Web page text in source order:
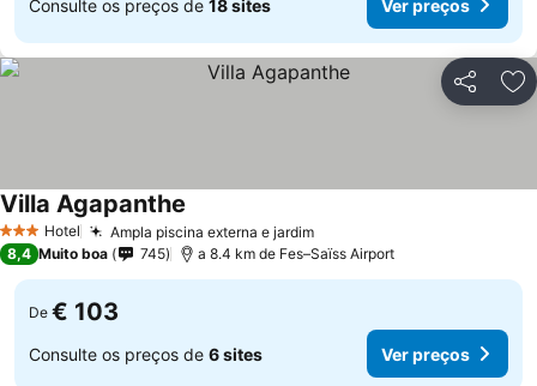
Consulte os preços de 18 sites Ver preços
Partilhar
3 EstrelasHotel Ampla piscina externa e jardimVer preços
Villa Agapanthe
8,4 Muito boa 745 a 8.4 km de Fes–Saïss Airport
De € 103
Consulte os preços de 6 sites Ver preços